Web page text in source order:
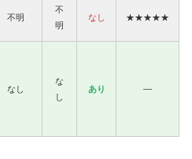
不明
不
明
なし ★★★★★
なし
な
し
あり —